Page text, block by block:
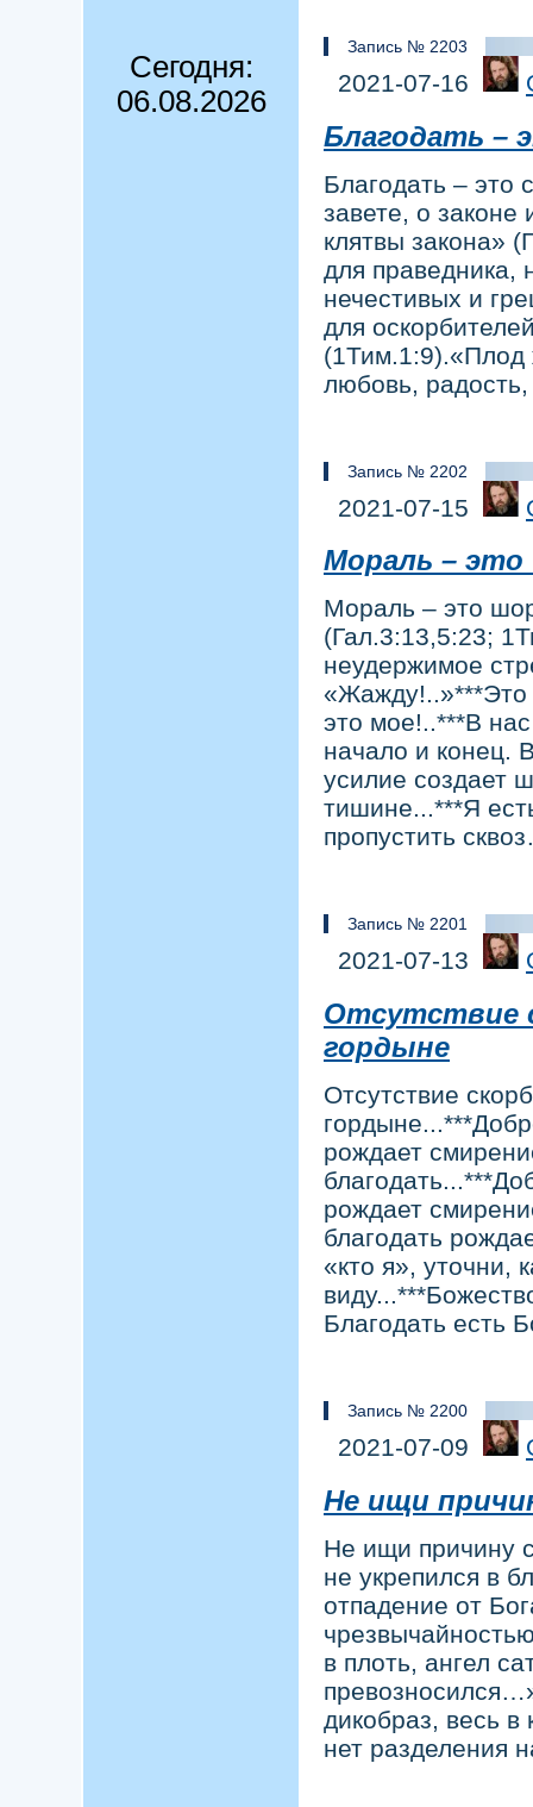
Сегодня:
06.08.2026
Запись № 2203
2021-07-16
Благодать –
Благодать – это
завете, о законе
клятвы закона»
для праведника,
нечестивых и
для
(1Тим.1:9).«Плод
любовь,
Запись № 2202
2021-07-15
Мораль –
Мораль – это
(Гал.3:13,5:23;
неудержимое
«Жажду!..»***Это
это мое!..***В
начало и конец.
усилие создает
тишине...***Я
пропустить
Запись № 2201
2021-07-13
Отсутствие
гордыне
Отсутствие
рождает
рождает
благодать
«кто я», уточни,
Благодать есть
Запись № 2200
2021-07-09
Не ищи
Не ищи причину
не укрепился в
отпадение от
в плоть, ангел
дикобраз, весь
нет разделения